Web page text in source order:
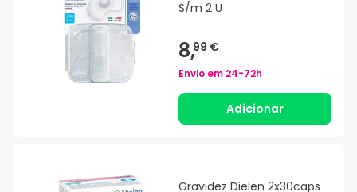
S/m 2 U
8,99 €
Envio em 24-72h
Adicionar
Gravidez Dielen 2x30caps